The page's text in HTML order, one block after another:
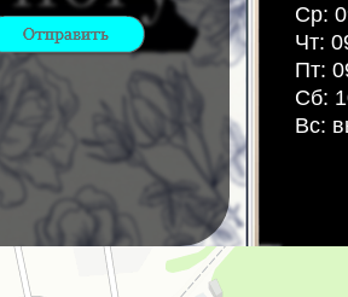
Ср:
Чт:
Пт:
Сб:
Вс: